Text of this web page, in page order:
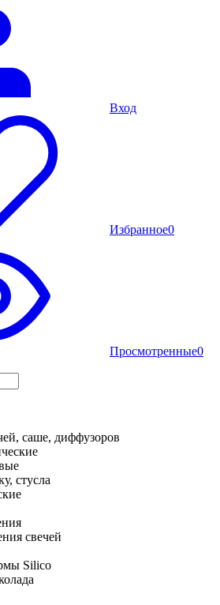
Вход
Избранное0
Просмотренные0
саше, диффузоров
стусла
свечей
Silico